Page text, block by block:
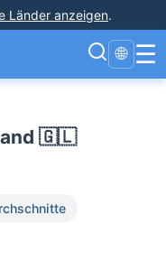
Länder anzeigen.
🌐 ☰
🇬🇱